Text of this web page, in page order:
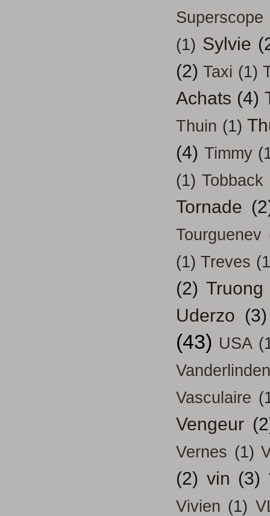
Superscope
(1) Sylvie
(2) Taxi (1)
Achats (4)
Thuin (1)
(4) Timmy
(1) Tobback
Tornade
Tourguenev
(1) Treves
(2) Truong
Uderzo (3)
(43) USA
Vanderlinden
Vasculaire
Vengeur
Vernes (1)
(2) vin (3)
Vivien (1)